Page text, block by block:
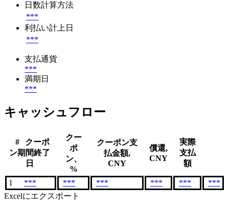
日数計算方法
***
利払い計上日
***
支払通貨
***
満期日
***
キャッシュフロー
#
クーポ
ン期間終了
日
クー
ポ
ン、
%
クーポン支
払金額,
CNY
償還,
CNY
実際
支払
額
1 *** *** *** *** ***
***
Excelにエクスポート